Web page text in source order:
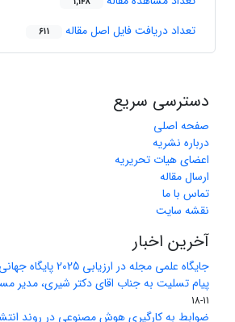
تعداد دریافت فایل اصل مقاله 611
دسترسی سریع
صفحه اصلی
درباره نشریه
اعضای هیات تحریریه
ارسال مقاله
تماس با ما
نقشه سایت
آخرین اخبار
جایگاه علمی مجله در ارزیابی 2025 پایگاه جهانی سایمگو
پیام تسلیت به جناب اقای دکتر شیری، مدیر
11-18
ضوابط به کارگیری هوش مصنوعی در روند